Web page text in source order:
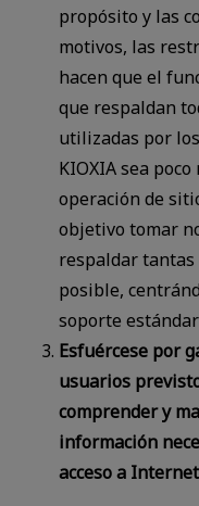
propósito y las
motivos, las
hacen que el
que respaldan
utilizadas por
KIOXIA sea
operación de
objetivo tomar
respaldar tantas
posible,
soporte
Esfuércese por
usuarios
comprender y
información
acceso a